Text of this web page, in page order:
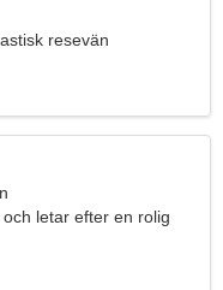
resevän
letar efter en rolig